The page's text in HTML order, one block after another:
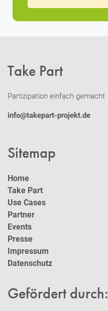
Take Part
Partizipation einfach gemacht
info@takepart-projekt.de
Sitemap
Home
Take Part
Use Cases
Partner
Events
Presse
Impressum
Datenschutz
Gefördert durch: